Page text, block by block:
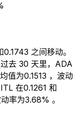
之间移动。
去 30 天里，ADA
值为0.1513 ，波动
在0.1261 和
率为3.68% 。